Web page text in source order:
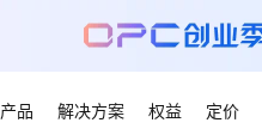
产品 解决方案 权益 定价